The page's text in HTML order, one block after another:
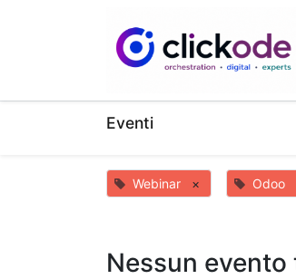
Eventi
Webinar × Odoo
Nessun evento